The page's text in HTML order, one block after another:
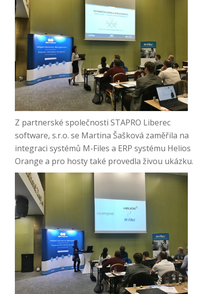
Z partnerské společnosti STAPRO Liberec
software, s.r.o. se Martina Šašková zaměřila na
integraci systémů M-Files a ERP systému Helios
Orange a pro hosty také provedla živou ukázku.